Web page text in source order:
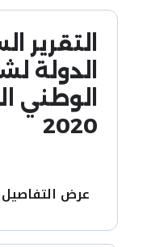
التقرير
الدولة
الوطني
2020
عرض التفاصيل